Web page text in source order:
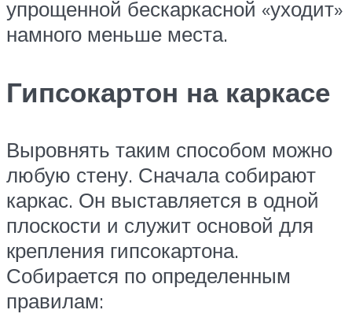
упрощенной бескаркасной «уходит»
намного меньше места.
Гипсокартон на каркасе
Выровнять таким способом можно
любую стену. Сначала собирают
каркас. Он выставляется в одной
плоскости и служит основой для
крепления гипсокартона.
Собирается по определенным
правилам: